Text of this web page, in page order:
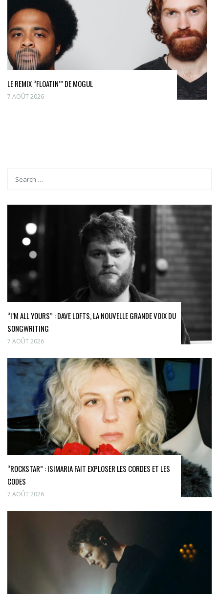
LE REMIX “FLOATIN’” DE MOGUL
7 AOÛT 2026
“I’M ALL YOURS” : DAVE LOFTS, LA NOUVELLE GRANDE VOIX DU
SONGWRITING
7 AOÛT 2026
“ROCKSTAR” : ISIMARIA FAIT EXPLOSER LES CORDES ET LES
CODES
7 AOÛT 2026